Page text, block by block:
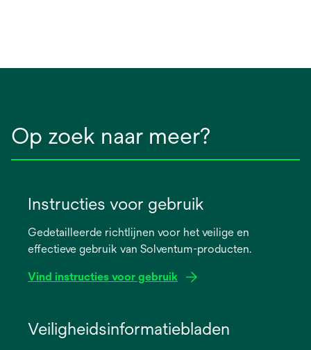
Op zoek naar meer?
Instructies voor gebruik
Gedetailleerde richtlijnen voor het veilige en
effectieve gebruik van Solventum-producten.
Vind instructies voor gebruik
Veiligheidsinformatiebladen